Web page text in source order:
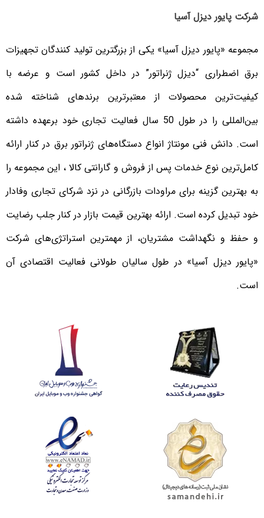
شرکت پایور دیزل آسیا
مجموعه «پایور دیزل آسیا» یکی از بزرگترین تولید کنندگان تجهیزات
برق اضطراری “دیزل ژنراتور” در داخل کشور است و عرضه با
کیفیت‌ترین محصولات از معتبرترین برندهای شناخته شده
بین‌المللی را در طول 50 سال فعالیت تجاری خود برعهده داشته
است. دانش فنی مونتاژ انواع دستگاه‌های ژنراتور برق در کنار ارائه
کامل‌ترین نوع خدمات پس از فروش و گارانتی کالا ، این مجموعه را
به بهترین گزینه برای مراودات بازرگانی در نزد شرکای تجاری وفادار
خود تبدیل کرده است. ارائه بهترین قیمت بازار در کنار جلب رضایت
و حفظ و نگهداشت مشتریان، از مهمترین استراتژی‌های شرکت
«پایور دیزل آسیا» در طول سالیان طولانی فعالیت اقتصادی آن
است.